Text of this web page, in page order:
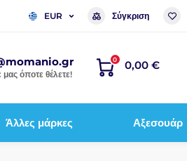
EUR Σύγκριση
όποτε θέλετε!
0 0,00 €
Άλλες μάρκες Αξεσουάρ